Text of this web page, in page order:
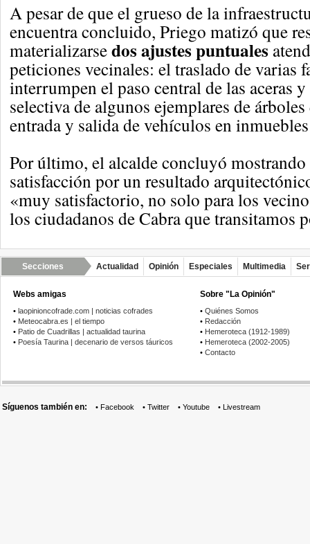
A pesar de que el grueso de la
encuentra concluido, Priego matizó que
materializarsedos ajustes puntuales
peticiones vecinales: el traslado de varias
interrumpen el paso central de las aceras
selectiva de algunos ejemplares de
entrada y salida de vehículos en
Por último, el alcalde concluyó
satisfacción por un resultado
«muy satisfactorio, no solo para los
los ciudadanos de Cabra que transitamos
Secciones Actualidad Opinión Especiales Multimedia
Webs amigas
• laopinioncofrade.com | noticias cofrades
• Meteocabra.es | el tiempo
• Patio de Cuadrillas | actualidad taurina
• Poesía Taurina | decenario de versos táuricos
Sobre "La Opinión"
• Quiénes Somos
• Redacción
• Hemeroteca (1912-1989)
• Hemeroteca (2002-2005)
• Contacto
Síguenos también en: • Facebook • Twitter • Youtube • Livestream